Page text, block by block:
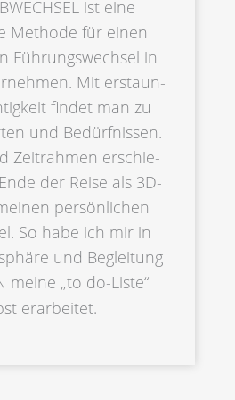
ist eine
Metho­de für einen
Führungs­wech­sel in
Mit erstaun­
findet man zu
und Bedürf­nis­sen.
Zeitrah­men erschie­
der Reise als 3D-
persön­li­chen
So habe ich mir in
und Beglei­tung
meine „to do-Liste“
erarbeitet.